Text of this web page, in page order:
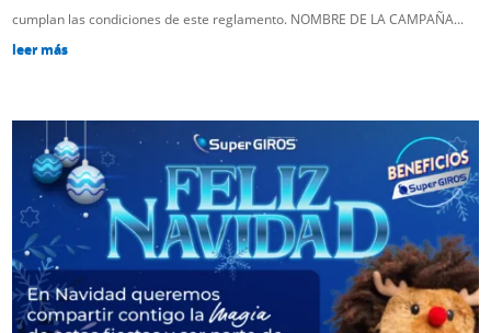
cumplan las condiciones de este reglamento. NOMBRE DE LA CAMPAÑA...
leer más